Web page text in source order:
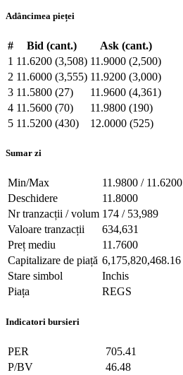
Adâncimea pieței
# Bid (cant.)
Ask (cant.)
1 11.6200 (3,508) 11.9000 (2,500)
2 11.6000 (3,555) 11.9200 (3,000)
3 11.5800 (27)
11.9600 (4,361)
4 11.5600 (70)
11.9800 (190)
5 11.5200 (430) 12.0000 (525)
Sumar zi
Min/Max
11.9800 / 11.6200
Deschidere
11.8000
Nr tranzacții / volum 174 / 53,989
Valoare tranzacții
634,631
Preț mediu
11.7600
Capitalizare de piață 6,175,820,468.16
Stare simbol
Inchis
Piața
REGS
Indicatori bursieri
PER
705.41
P/BV
46.48